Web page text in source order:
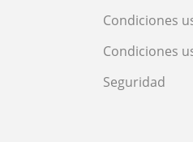
Condiciones
Condiciones
Seguridad